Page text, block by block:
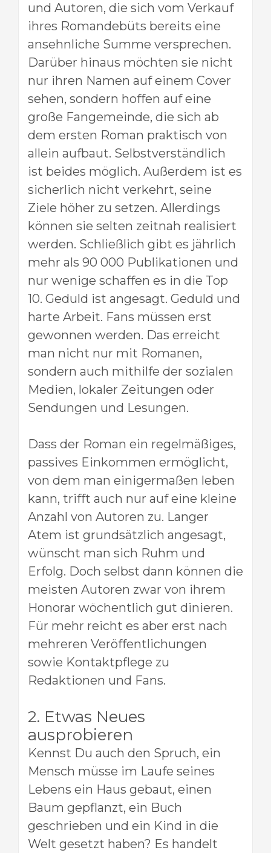
und Autoren, die sich vom Verkauf
ihres Romandebüts bereits eine
ansehnliche Summe versprechen.
Darüber hinaus möchten sie nicht
nur ihren Namen auf einem Cover
sehen, sondern hoffen auf eine
große Fangemeinde, die sich ab
dem ersten Roman praktisch von
allein aufbaut. Selbstverständlich
ist beides möglich. Außerdem ist es
sicherlich nicht verkehrt, seine
Ziele höher zu setzen. Allerdings
können sie selten zeitnah realisiert
werden. Schließlich gibt es jährlich
mehr als 90 000 Publikationen und
nur wenige schaffen es in die Top
10. Geduld ist angesagt. Geduld und
harte Arbeit. Fans müssen erst
gewonnen werden. Das erreicht
man nicht nur mit Romanen,
sondern auch mithilfe der sozialen
Medien, lokaler Zeitungen oder
Sendungen und Lesungen.
Dass der Roman ein regelmäßiges,
passives Einkommen ermöglicht,
von dem man einigermaßen leben
kann, trifft auch nur auf eine kleine
Anzahl von Autoren zu. Langer
Atem ist grundsätzlich angesagt,
wünscht man sich Ruhm und
Erfolg. Doch selbst dann können die
meisten Autoren zwar von ihrem
Honorar wöchentlich gut dinieren.
Für mehr reicht es aber erst nach
mehreren Veröffentlichungen
sowie Kontaktpflege zu
Redaktionen und Fans.
2. Etwas Neues
ausprobieren
Kennst Du auch den Spruch, ein
Mensch müsse im Laufe seines
Lebens ein Haus gebaut, einen
Baum gepflanzt, ein Buch
geschrieben und ein Kind in die
Welt gesetzt haben? Es handelt